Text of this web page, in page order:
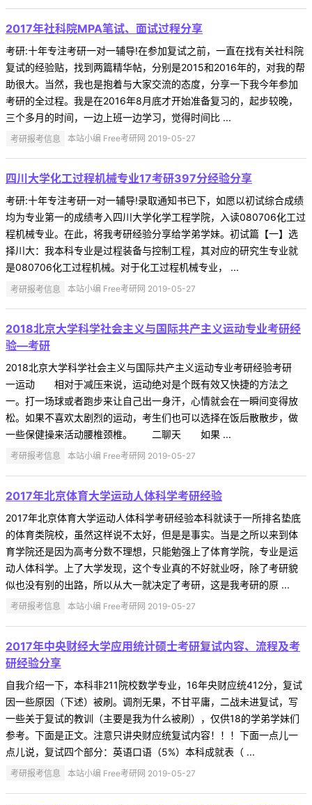
2017年社科院MPA笔试、面试过程分享
考研:十年专注考研一对一辅导!在参加复试之前，一直在找有关社科院
复试的经验贴，找到两篇精华帖，分别是2015和2016年的，对我的帮
助很大。当然，我也是抱着与大家交流的态度，分享一下我今年参加
考研的全过程。我是在2016年8月底才开始准备复习的，起步较晚，
三个多月的时间，一边上班一边学习，觉得时间比 ...
考研报考信息 本站小编 Free考研网 2019-05-27
四川大学化工过程机械专业17考研397分经验分享
考研:十年专注考研一对一辅导!录取通知书已下，如愿以初试综合成绩
均为专业第一的成绩考入四川大学化学工程学院，入读080706化工过
程机械专业。在此，将我考研经验分享给学弟学妹。初试篇【一】选
择川大：我本科专业是过程装备与控制工程，其对应的研究生专业就
是080706化工过程机械。对于化工过程机械专业， ...
考研报考信息 本站小编 Free考研网 2019-05-27
2018北京大学科学社会主义与国际共产主义运动专业考研经
验—考研
2018北京大学科学社会主义与国际共产主义运动专业考研经验考研
一运动 相对于减压来说，运动绝对是个既有效又快捷的方法之
一。打一场球或者跑步来让自己出一身汗，心情就会在一瞬间变得放
松。如果不喜欢太剧烈的运动，考生们也可以选择在饭后散散步，做
一些保健操来活动腰椎颈椎。 二聊天 如果 ...
考研报考信息 本站小编 Free考研网 2019-05-27
2017年北京体育大学运动人体科学考研经验
2017年北京体育大学运动人体科学考研经验本科就读于一所排名垫底
的体育类院校，虽然这样说不太好，但是是事实。当是之所以来到体
育学院还是因为高考分数不理想，只能勉强上了体育学院，专业是运
动人体科学。上了大学发现，这个专业真的不好就业呀，除了考研貌
似也没有别的出路，所以从大一就决定了考研，这是我考研的原 ...
考研报考信息 本站小编 Free考研网 2019-05-27
2017年中央财经大学应用统计硕士考研复试内容、流程及考
研经验分享
自我介绍一下，本科非211院校数学专业，16年央财应统412分，复试
因一些原因（下述）被刷。调剂无果，不甘平庸，二战未进复试，写
一些关于复试的教训（主要是我为什么被刷），仅供18的学弟学妹们
参考。下面是正文。注意只讲央财应统复试内容！！！下面一点儿一
点儿说，复试四个部分：英语口语（5%）本科成就表（ ...
考研报考信息 本站小编 Free考研网 2019-05-27